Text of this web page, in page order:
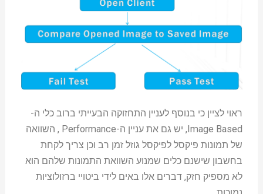
ראוי לציין כי בנוסף לעניין התחזוקה הבעייתי ברוב כלי ה-
Image Based, יש גם את עניין ה-Performance , השוואה
של תמונות פיקסל לפיקסל גוזל זמן רב וכן צריך לקחת
בחשבון שישנם כלים שמנוע השוואת התמונות שלהם הוא
לא מספיק חזק, דברים אלו באים לידי ביטויי ברזולוציות